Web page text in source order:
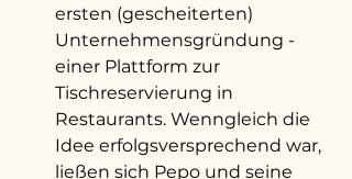
ersten (gescheiterten)
Unternehmensgründung -
einer Plattform zur
Tischreservierung in
Restaurants. Wenngleich die
Idee erfolgsversprechend war,
ließen sich Pepo und seine